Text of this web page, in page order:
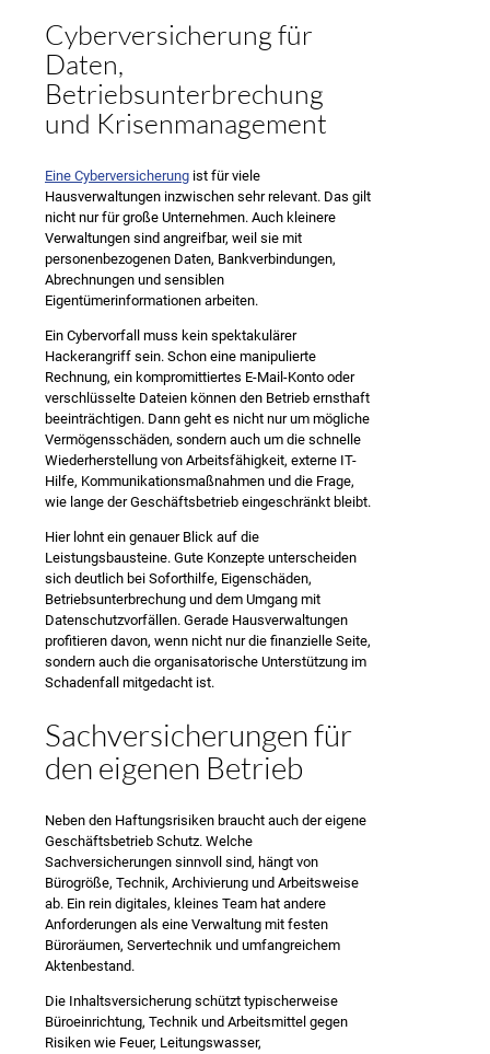
Cyberversicherung für
Daten,
Betriebsunterbrechung
und Krisenmanagement
Eine Cyberversicherung ist für viele
Hausverwaltungen inzwischen sehr relevant. Das gilt
nicht nur für große Unternehmen. Auch kleinere
Verwaltungen sind angreifbar, weil sie mit
personenbezogenen Daten, Bankverbindungen,
Abrechnungen und sensiblen
Eigentümerinformationen arbeiten.
Ein Cybervorfall muss kein spektakulärer
Hackerangriff sein. Schon eine manipulierte
Rechnung, ein kompromittiertes E-Mail-Konto oder
verschlüsselte Dateien können den Betrieb ernsthaft
beeinträchtigen. Dann geht es nicht nur um mögliche
Vermögensschäden, sondern auch um die schnelle
Wiederherstellung von Arbeitsfähigkeit, externe IT-
Hilfe, Kommunikationsmaßnahmen und die Frage,
wie lange der Geschäftsbetrieb eingeschränkt bleibt.
Hier lohnt ein genauer Blick auf die
Leistungsbausteine. Gute Konzepte unterscheiden
sich deutlich bei Soforthilfe, Eigenschäden,
Betriebsunterbrechung und dem Umgang mit
Datenschutzvorfällen. Gerade Hausverwaltungen
profitieren davon, wenn nicht nur die finanzielle Seite,
sondern auch die organisatorische Unterstützung im
Schadenfall mitgedacht ist.
Sachversicherungen für
den eigenen Betrieb
Neben den Haftungsrisiken braucht auch der eigene
Geschäftsbetrieb Schutz. Welche
Sachversicherungen sinnvoll sind, hängt von
Bürogröße, Technik, Archivierung und Arbeitsweise
ab. Ein rein digitales, kleines Team hat andere
Anforderungen als eine Verwaltung mit festen
Büroräumen, Servertechnik und umfangreichem
Aktenbestand.
Die Inhaltsversicherung schützt typischerweise
Büroeinrichtung, Technik und Arbeitsmittel gegen
Risiken wie Feuer, Leitungswasser,